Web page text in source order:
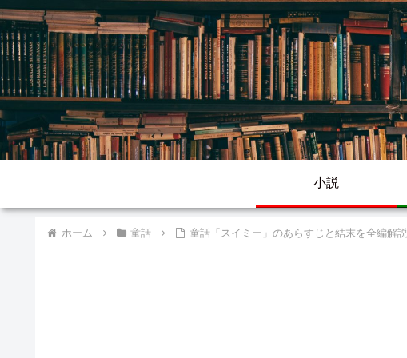
小説
ホーム 童話 童話「スイミー」のあらすじと結末を全編解説